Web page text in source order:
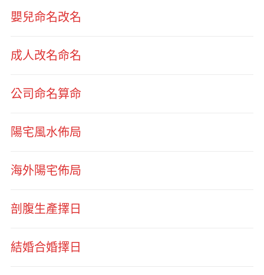
嬰兒命名改名
成人改名命名
公司命名算命
陽宅風水佈局
海外陽宅佈局
剖腹生產擇日
結婚合婚擇日